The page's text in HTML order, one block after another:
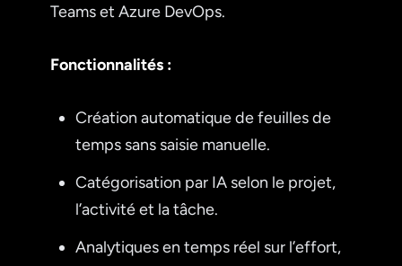
Teams et Azure DevOps.
Fonctionnalités :
Création automatique de feuilles de
temps sans saisie manuelle.
Catégorisation par IA selon le projet,
l’activité et la tâche.
Analytiques en temps réel sur l’effort,